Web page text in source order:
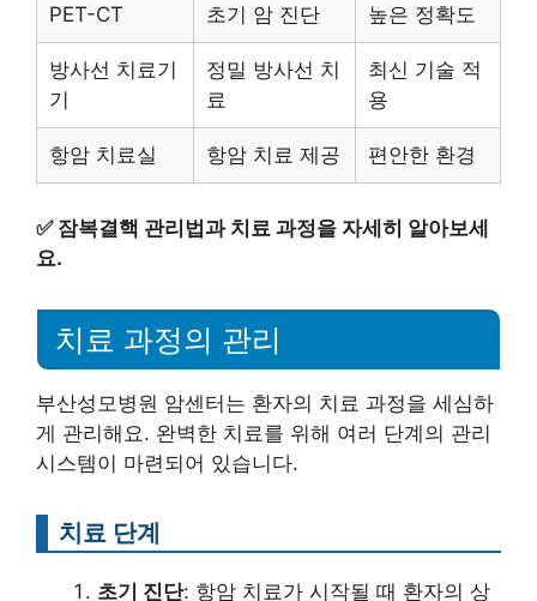
PET-CT 초기 암 진단 높은 정확도
방사선 치료기
기
정밀 방사선 치
료
최신 기술 적
용
항암 치료실 항암 치료 제공 편안한 환경
✅ 잠복결핵 관리법과 치료 과정을 자세히 알아보세
요.
치료 과정의 관리
부산성모병원 암센터는 환자의 치료 과정을 세심하
게 관리해요. 완벽한 치료를 위해 여러 단계의 관리
시스템이 마련되어 있습니다.
치료 단계
초기 진단: 항암 치료가 시작될 때 환자의 상